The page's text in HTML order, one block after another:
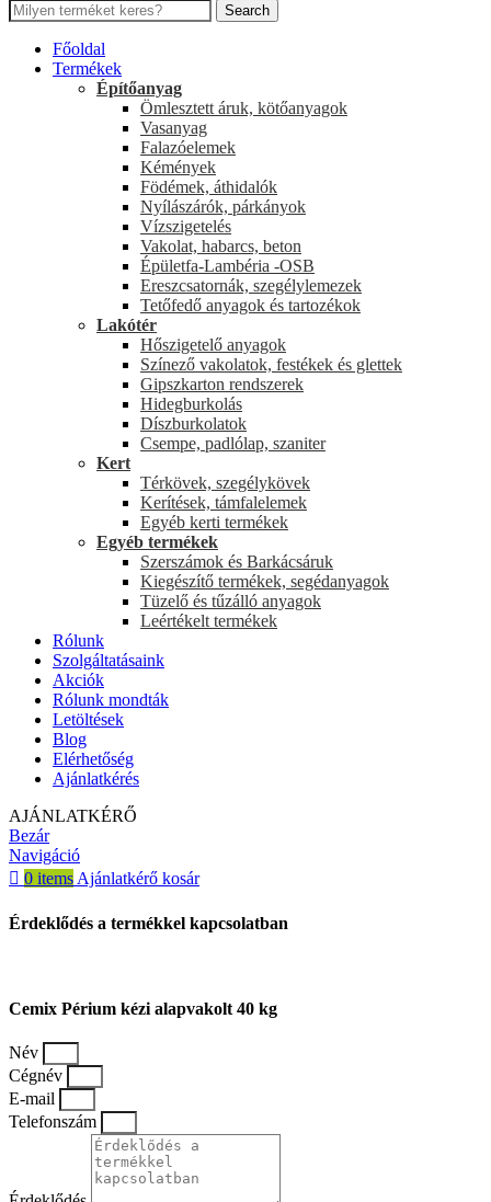
Search
Főoldal
Termékek
Építőanyag
Ömlesztett áruk, kötőanyagok
Vasanyag
Falazóelemek
Kémények
Födémek, áthidalók
Nyílászárók, párkányok
Vízszigetelés
Vakolat, habarcs, beton
Épületfa-Lambéria -OSB
Ereszcsatornák, szegélylemezek
Tetőfedő anyagok és tartozékok
Lakótér
Hőszigetelő anyagok
Színező vakolatok, festékek és glettek
Gipszkarton rendszerek
Hidegburkolás
Díszburkolatok
Csempe, padlólap, szaniter
Kert
Térkövek, szegélykövek
Kerítések, támfalelemek
Egyéb kerti termékek
Egyéb termékek
Szerszámok és Barkácsáruk
Kiegészítő termékek, segédanyagok
Tüzelő és tűzálló anyagok
Leértékelt termékek
Rólunk
Szolgáltatásaink
Akciók
Rólunk mondták
Letöltések
Blog
Elérhetőség
Ajánlatkérés
AJÁNLATKÉRŐ
Bezár
Navigáció
0 items Ajánlatkérő kosár
Érdeklődés a termékkel kapcsolatban
Cemix Périum kézi alapvakolt 40 kg
Név
Cégnév
E-mail
Telefonszám